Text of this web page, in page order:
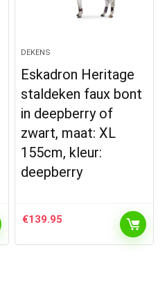
DEKENS
Eskadron Heritage
staldeken faux bont
in deepberry of
zwart, maat: XL
155cm, kleur:
deepberry
€139.95